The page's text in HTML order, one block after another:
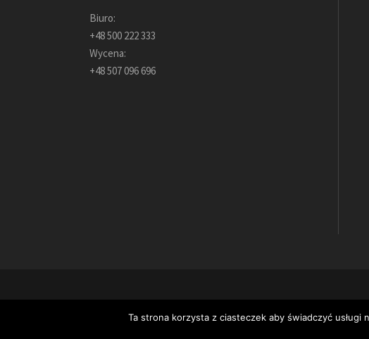
Biuro:
+48 500 222 333
Wycena:
+48 507 096 696
Ta strona korzysta z ciasteczek aby świadczyć